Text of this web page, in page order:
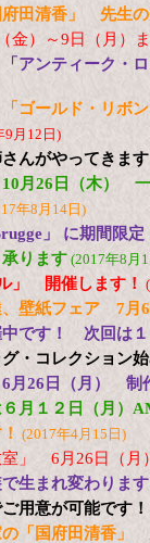
田清香」 先生の
）～9日（月）
アンティーク・
ゴールド・リボ
9月12日)
んがやってきま
月26日（木）
年8月14日)
」 に期間限
ります (2017年8月
」 開催します！
、壁紙フェア 7月
です！ 次回は１
・コレクション
月26日（月） 制
月１２日（月）
(2017年4月15日)
」 6月26日（
生まれ変わりま
意が可能です！
の「国府田清香